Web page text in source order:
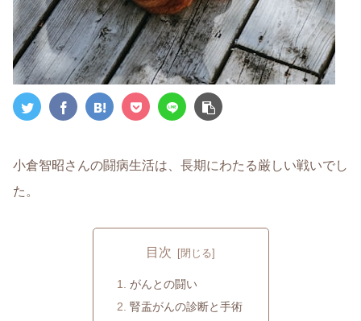
小倉智昭さんの闘病生活は、長期にわたる厳しい戦いでし
た。
目次
がんとの闘い
腎盂がんの診断と手術